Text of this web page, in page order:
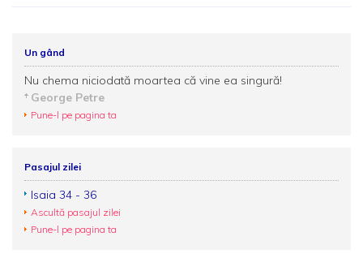
Un gând
Nu chema niciodată moartea că vine ea singură!
George Petre
Pune-l pe pagina ta
Pasajul zilei
Isaia 34 - 36
Ascultă pasajul zilei
Pune-l pe pagina ta